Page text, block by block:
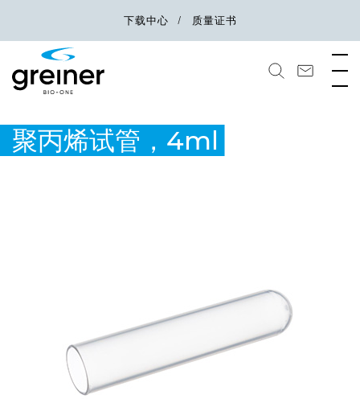
下载中心 质量证书
聚丙烯试管，4ml